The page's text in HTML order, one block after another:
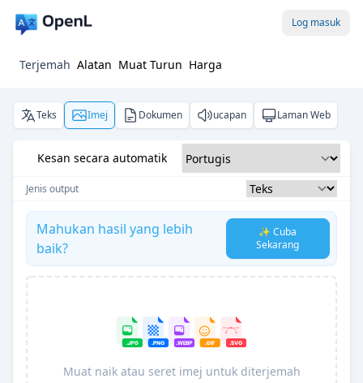
Log masuk
Terjemah Alatan Muat Turun Harga
Teks Imej Dokumen ucapan Laman Web
Kesan secara automatik
Jenis output
Mahukan hasil yang lebih
baik?
✨ Cuba
Sekarang
Muat naik atau seret imej untuk diterjemah